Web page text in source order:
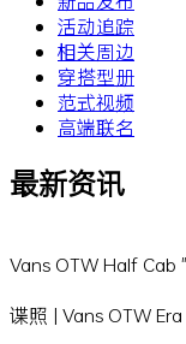
活动追踪
相关周边
穿搭型册
范式视频
高端联名
最新资讯
Vans OTW Half Cab
谍照 | Vans OTW